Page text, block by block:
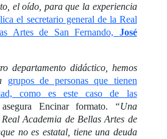
el oído, para que la experiencia
el secretario general de la Real
Artes de San Fernando, José
departamento didáctico, hemos
grupos de personas que tienen
como es este caso de las
Encinar formato.
“Una
Academia de Bellas Artes de
no es estatal, tiene una deuda